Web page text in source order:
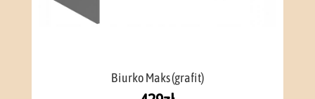
Biurko Maks (grafit)